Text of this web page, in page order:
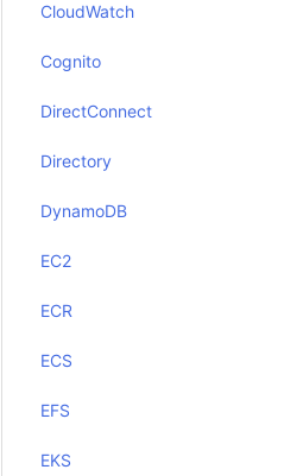
CloudWatch
Cognito
DirectConnect
Directory
DynamoDB
EC2
ECR
ECS
EFS
EKS